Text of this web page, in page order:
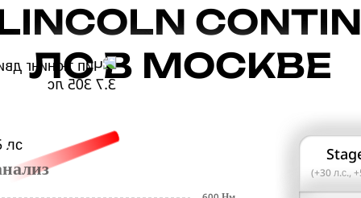
ЛС В МОСКВЕ
(+30 л.с.,